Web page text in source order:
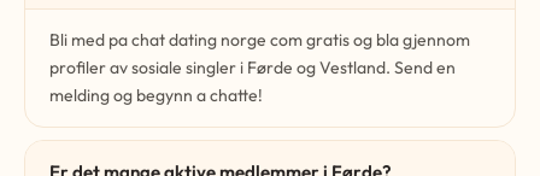
Bli med pa chat dating norge com gratis og bla gjennom
profiler av sosiale singler i Førde og Vestland. Send en
melding og begynn a chatte!